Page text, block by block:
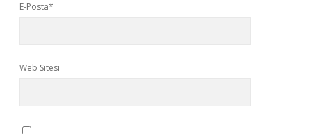
E-Posta*
Web Sitesi